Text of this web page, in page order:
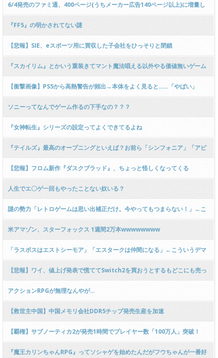
6/4発売のファミ通、400ページ(うちメーカー広告140ページ以上)に増量し
値段は880円！
『FF5』の明かされてない謎
【悲報】SIE、eスポーツ用に買収した子会社をひっそりと閉鎖
『スカイリム』とかいう重装きてマント魔法唱える以外やる価値無いゲーム
【衝撃画像】PS5から高熱警告が頻出→本体をよく見ると……「やばい」
ソニーってなんでゲーム作るの下手なの？？？
『女神転生』シリーズの設定ってよくできてるよね
『テイルズ』最高のオープニングといえば？お前ら「シンフォニア」「アビ
ス」
【悲報】フロム新作『ダスクブラッド』、ちょっと怪しくなってくる
wwwwwwwwwwwwwwwwwwww
人生でエ〇ゲ一回もやったことない奴いる？
謎の勢力「レトロゲームは思い出補正だけ。今やってもつまらない！」←こ
れ
米アマゾン、スターフォックス 1週間2万本wwwwwwww
「ラスボスはエストシーモア」「エスタークは仲間になる」←こういうデマ
【悲報】ワイ、値上げ発表で慌ててSwitch2を買おうとするもどこにも売っ
てなくて咽び泣く
アクションRPGが無理なんやが…
【救世主中国】中国メモリ会社DDR5チップ発売生産を加速
【覇権】サブノーティカ2が発売1時間でプレイヤー数「100万人」突破！
『魔王カリンちゃんRPG』ってソシャゲを始めたんだがフウちゃんが一番好